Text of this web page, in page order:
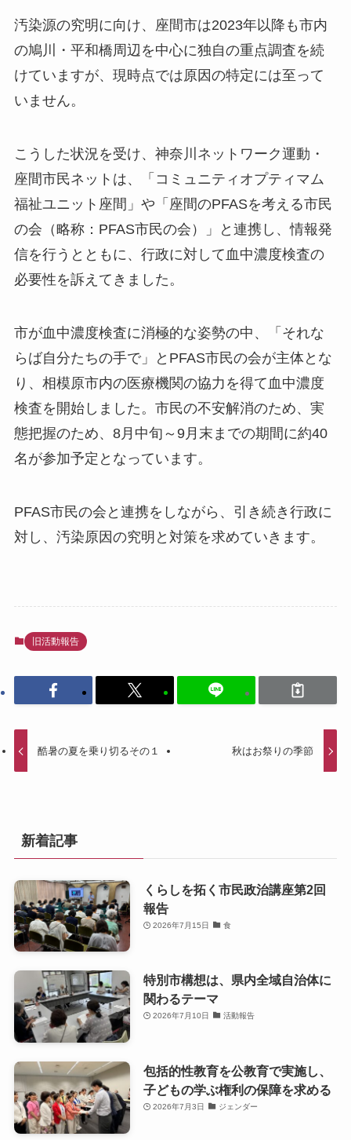
汚染源の究明に向け、座間市は2023年以降も市内
の鳩川・平和橋周辺を中心に独自の重点調査を続
けていますが、現時点では原因の特定には至って
いません。
こうした状況を受け、神奈川ネットワーク運動・
座間市民ネットは、「コミュニティオプティマム
福祉ユニット座間」や「座間のPFASを考える市民
の会（略称：PFAS市民の会）」と連携し、情報発
信を行うとともに、行政に対して血中濃度検査の
必要性を訴えてきました。
市が血中濃度検査に消極的な姿勢の中、「それな
らば自分たちの手で」とPFAS市民の会が主体とな
り、相模原市内の医療機関の協力を得て血中濃度
検査を開始しました。市民の不安解消のため、実
態把握のため、8月中旬～9月末までの期間に約40
名が参加予定となっています。
PFAS市民の会と連携をしながら、引き続き行政に
対し、汚染原因の究明と対策を求めていきます。
旧活動報告
酷暑の夏を乗り切るその１ 秋はお祭りの季節
新着記事
くらしを拓く市民政治講座第2回
報告
2026年7月15日 食
特別市構想は、県内全域自治体に
関わるテーマ
2026年7月10日 活動報告
包括的性教育を公教育で実施し、
子どもの学ぶ権利の保障を求める
2026年7月3日 ジェンダー